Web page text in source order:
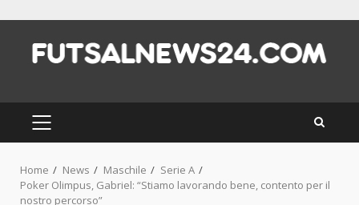
content
PRIMARY
MENU
Home News Maschile
Serie A
Poker Olimpus, Gabriel: “Stiamo lavorando bene, contento per il
nostro percorso”